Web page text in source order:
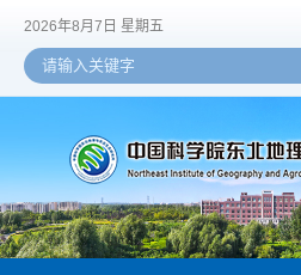
2026年8月7日 星期五